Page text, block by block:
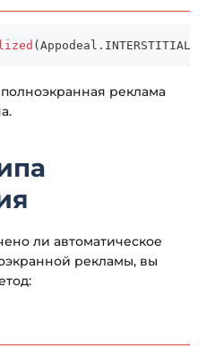
( Appodeal . INTERSTITIAL
реклама
ли автоматическое
рекламы, вы